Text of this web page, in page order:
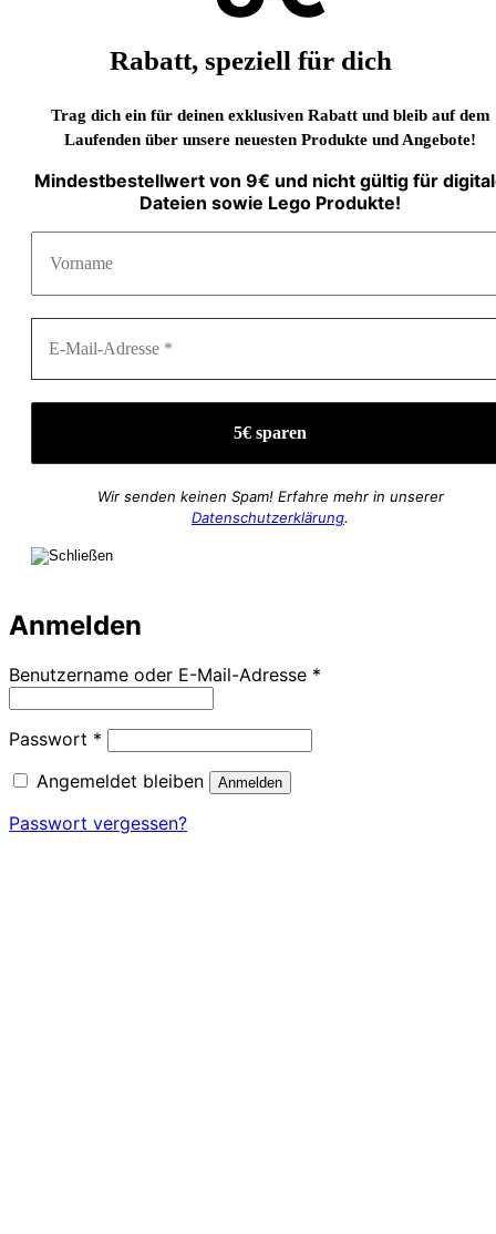
Rabatt, speziell für dich
Trag dich ein für deinen exklusiven Rabatt und bleib auf dem
Laufenden über unsere neuesten Produkte und Angebote!
Mindestbestellwert von 9€ und nicht gültig für
Dateien sowie Lego Produkte!
Wir senden keinen Spam! Erfahre mehr in unserer
Datenschutzerklärung.
Anmelden
Benutzername oder E-Mail-Adresse *
Passwort * Erforderlich
Angemeldet bleiben
Anmelden
Passwort vergessen?